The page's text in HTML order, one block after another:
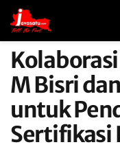
M Bisri
untuk
Sertifikasi